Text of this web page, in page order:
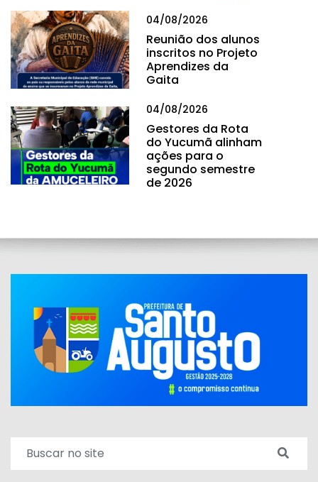
04/08/2026
Reunião dos alunos
inscritos no Projeto
Aprendizes da
Gaita
04/08/2026
Gestores da Rota
do Yucumã alinham
ações para o
segundo semestre
de 2026